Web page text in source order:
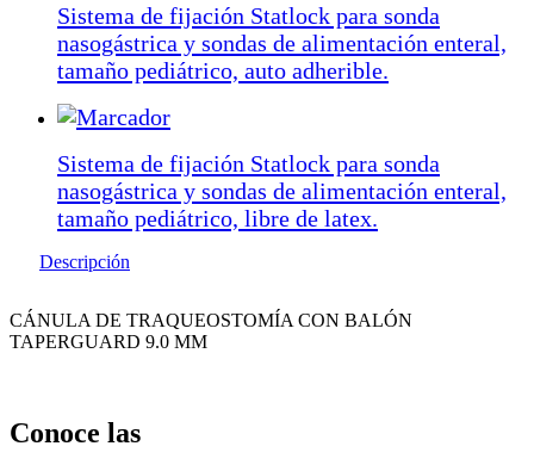
Sistema de fijación Statlock para sonda
nasogástrica y sondas de alimentación enteral,
tamaño pediátrico, auto adherible.
Sistema de fijación Statlock para sonda
nasogástrica y sondas de alimentación enteral,
tamaño pediátrico, libre de latex.
Descripción
CÁNULA DE TRAQUEOSTOMÍA CON BALÓN
TAPERGUARD 9.0 MM
Conoce las